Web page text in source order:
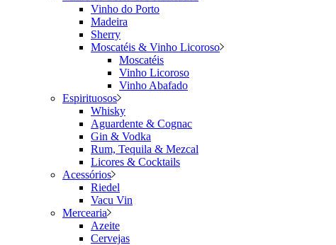
Vinho do Porto
Madeira
Sherry
Moscatéis & Vinho Licoroso
Moscatéis
Vinho Licoroso
Vinho Abafado
Espirituosos
Whisky
Aguardente & Cognac
Gin & Vodka
Rum, Tequila & Mezcal
Licores & Cocktails
Acessórios
Riedel
Vacu Vin
Mercearia
Azeite
Cervejas